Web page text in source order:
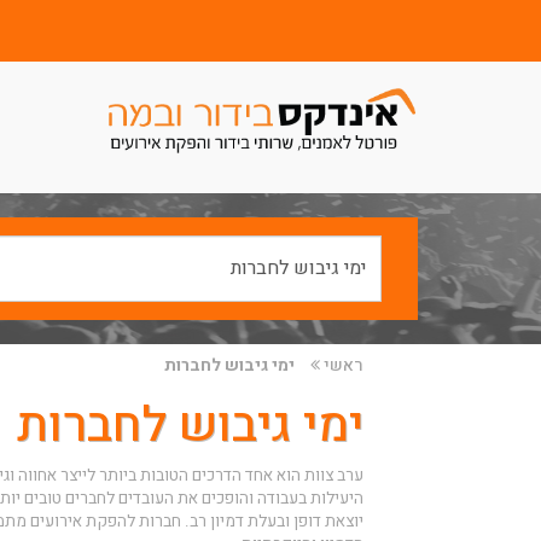
ראשי ימי גיבוש לחברות
ימי גיבוש לחברות
ערב צוות הוא אחד הדרכים הטובות ביותר לייצר אחווה
היעילות בעבודה והופכים את העובדים לחברים טובים
יוצאת דופן ובעלת דמיון רב. חברות להפקת אירועים